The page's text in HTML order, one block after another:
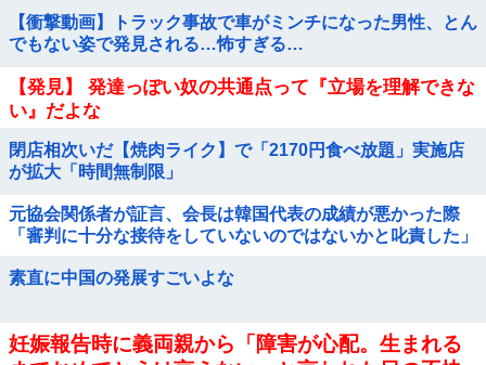
【衝撃動画】トラック事故で車がミンチになった男性、とん
でもない姿で発見される…怖すぎる…
【発見】 発達っぽい奴の共通点って『立場を理解できな
い』だよな
閉店相次いだ【焼肉ライク】で「2170円食べ放題」実施店
が拡大「時間無制限」
元協会関係者が証言、会長は韓国代表の成績が悪かった際
「審判に十分な接待をしていないのではないかと叱責した」
素直に中国の発展すごいよな
妊娠報告時に義両親から「障害が心配。生まれる